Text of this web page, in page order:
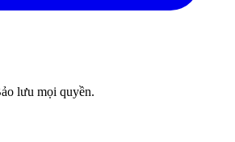
lưu mọi quyền.